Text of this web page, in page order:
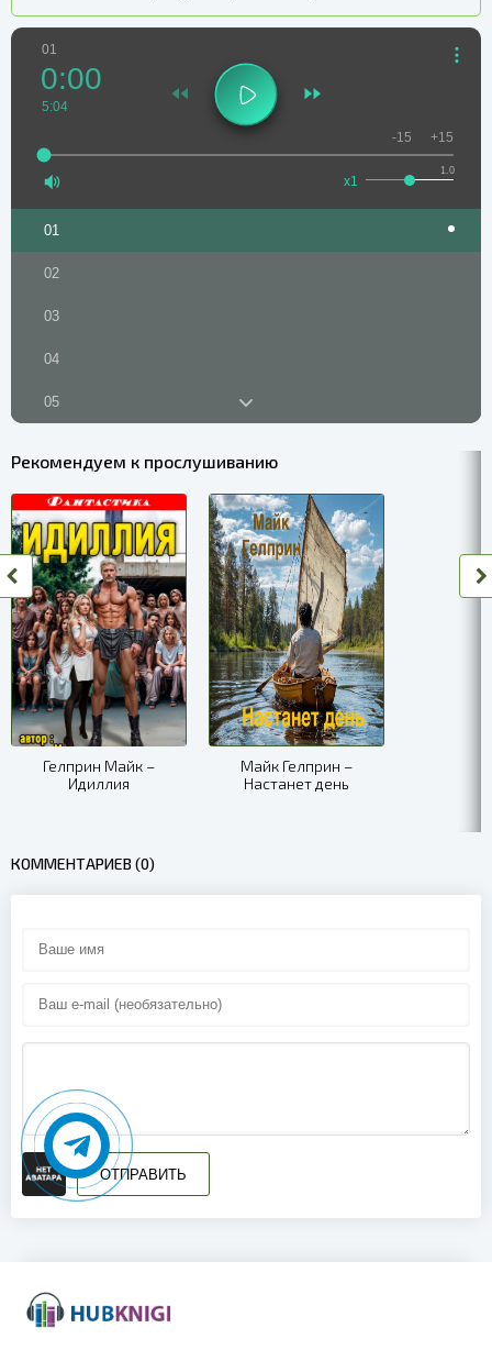
01
0:00
5:04
1.0
x1
-15 +15
01
02
03
04
05
08
09
10
11
12
13
16
18
19
20
22
23
24
25
Рекомендуем к прослушиванию
Гелприн Майк –
Идиллия
Майк Гелприн –
Настанет день
КОММЕНТАРИЕВ (0)
ОТПРАВИТЬ